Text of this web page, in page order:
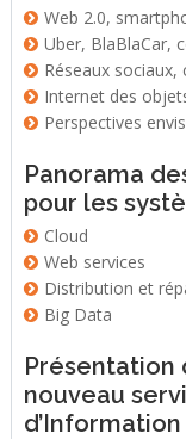
Web 2.0,
Uber, BlaBlaCar,
Réseaux
Internet des
Perspectives
Panorama
pour les
Cloud
Web services
Distribution et
Big Data
Présentation
nouveau